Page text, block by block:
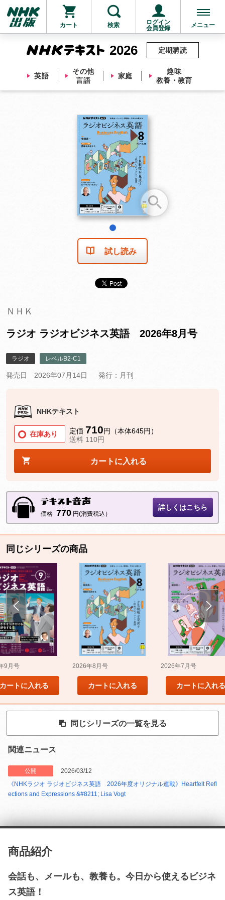
カート 検索
ログイン
会員登録
メニュー
2026
英語
その他
言語
家庭
趣味
教養・教育
定期購読
他にも商品を買う
試し読み
ＮＨＫ
ラジオ ラジオビジネス英語 2026年8月号
ラジオ レベルB2-C1
発売日 2026年07月14日 発行：月刊
NHKテキスト
在庫あり 定価 710円（本体645円）
送料 110円
カートに入れる
価格 770 円(消費税込）
詳しくはこちら
同じシリーズの商品
9月号
カートに入れる
2026年8月号
カートに入れる
2026年7月号
カートに入れる
同じシリーズの一覧を見る
関連ニュース
公開
2026/03/12
《NHKラジオ ラジオビジネス英語 2026年度オリジナル連載》Heartfelt Refl
ections and Expressions &#8211; Lisa Vogt
商品紹介
会話も、メールも、教養も。今日から使えるビジネ
ス英語！